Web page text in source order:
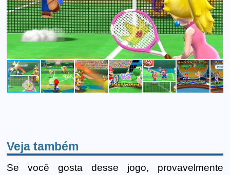
Veja também
Se você gosta desse jogo, provavelmente